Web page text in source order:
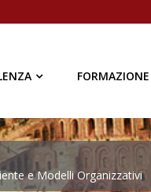
FORMAZIONE
e Modelli Organizzativi